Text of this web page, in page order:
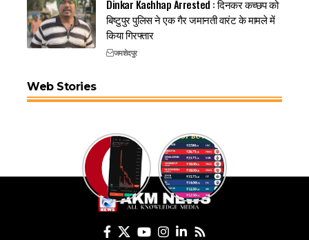
Dinkar Kachhap Arrested : दिनकर कच्छप को
बिष्टुपुर पुलिस ने एक गैर जमानती वारंट के मामले में
किया गिरफ्तार
जमशेदपुर
Web Stories